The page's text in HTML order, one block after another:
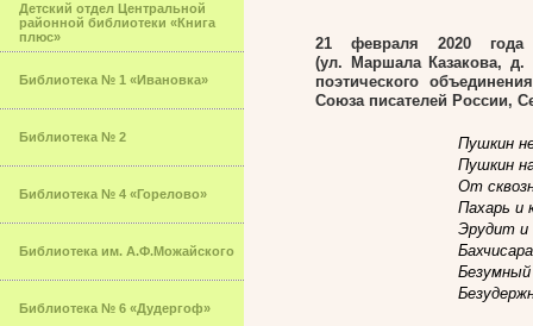
Детский отдел Центральной
районной библиотеки «Книга
плюс»
Библиотека № 1 «Ивановка»
Библиотека № 2
Библиотека № 4 «Горелово»
Библиотека им. А.Ф.Можайского
Библиотека № 6 «Дудергоф»
21 февраля 2020 года
(ул. Маршала Казакова, д.
поэтического
Союза писателей России,
Пушкин
Пушкин
От
Пахарь и
Эрудит и
Безумный